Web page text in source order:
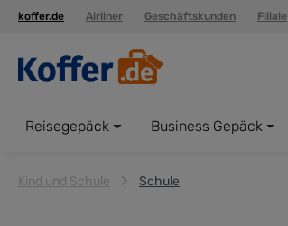
Zur Hauptnavigation springen
koffer.de Airliner Geschäftskunden Filiale
Reisegepäck Business Gepäck
Kind und Schule Schule